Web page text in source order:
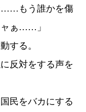
もう誰かを傷
ぁ……」
する。
反対をする声を
民をバカにする